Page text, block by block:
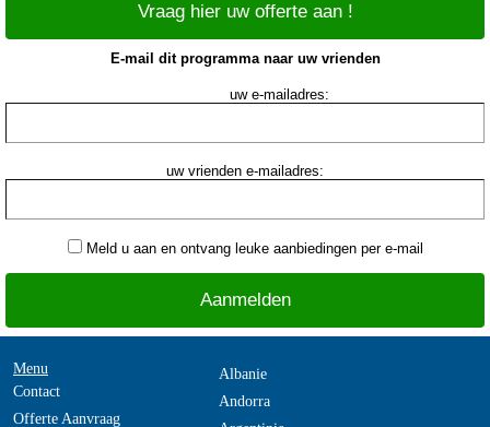
Vraag hier uw offerte aan !
E-mail dit programma naar uw vrienden
uw e-mailadres:
uw vrienden e-mailadres:
Meld u aan en ontvang leuke aanbiedingen per e-mail
Menu
Contact
Offerte Aanvraag
Albanie
Andorra